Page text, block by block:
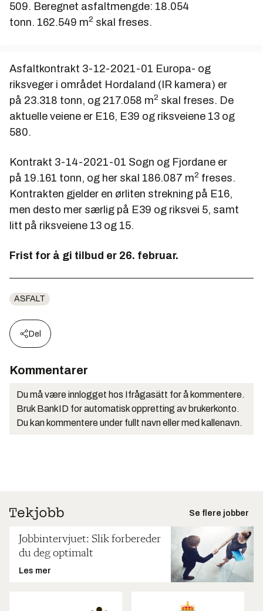
509. Beregnet asfaltmengde: 18.054
tonn. 162.549 m2 skal freses.
Asfaltkontrakt 3-12-2021-01 Europa- og
riksveger i området Hordaland (IR kamera) er
på 23.318 tonn, og 217.058 m2 skal freses. De
aktuelle veiene er E16, E39 og riksveiene 13 og
580.
Kontrakt 3-14-2021-01 Sogn og Fjordane er
på 19.161 tonn, og her skal 186.087 m2 freses.
Kontrakten gjelder en ørliten strekning på E16,
men desto mer særlig på E39 og riksvei 5, samt
litt på riksveiene 13 og 15.
Frist for å gi tilbud er 26. februar.
ASFALT
Del
Kommentarer
Du må være innlogget hos Ifrågasätt for å kommentere.
Bruk BankID for automatisk oppretting av brukerkonto.
Du kan kommentere under fullt navn eller med kallenavn.
Se flere jobber
Jobbintervjuet: Slik forbereder
du deg optimalt
Les mer